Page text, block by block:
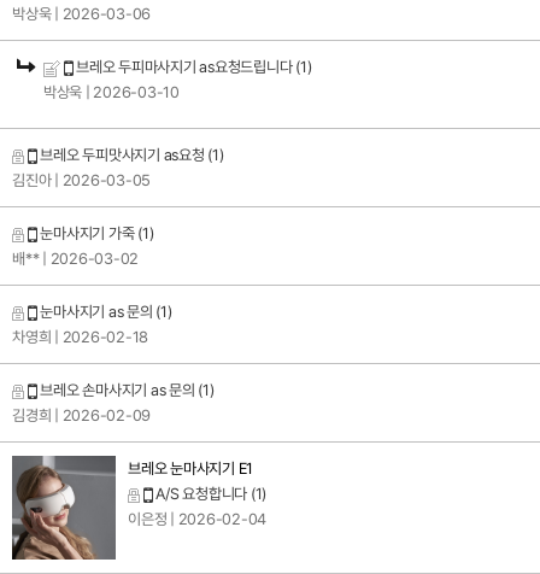
박상욱
| 2026-03-06
브레오 두피마사지기 as요청드립니다 (1)
박상욱
| 2026-03-10
브레오 두피맛사지기 as요청 (1)
김진아
| 2026-03-05
눈마사지기 가죽 (1)
배**
| 2026-03-02
눈마사지기 as 문의 (1)
차영희
| 2026-02-18
브레오 손마사지기 as 문의 (1)
김경희
| 2026-02-09
브레오 눈마사지기 E1
A/S 요청합니다 (1)
이은정
| 2026-02-04